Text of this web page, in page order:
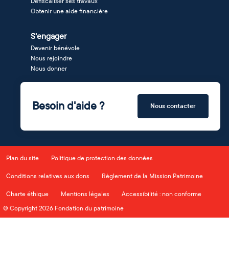
Obtenir une aide financière
S'engager
Devenir bénévole
Nous rejoindre
Nous donner
Besoin d'aide ? Nous contacter
Plan du site Politique de protection des données
Conditions relatives aux dons Règlement de la Mission Patrimoine
Charte éthique Mentions légales
Accessibilité : non conforme
© Copyright 2026 Fondation du patrimoine